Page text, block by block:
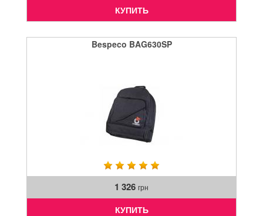
КУПИТЬ
Bespeco BAG630SP
1 326 грн
КУПИТЬ